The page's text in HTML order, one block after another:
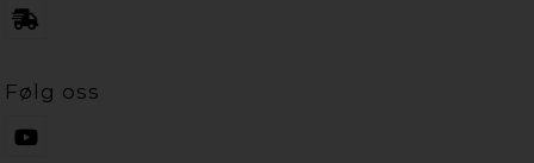
Følg oss